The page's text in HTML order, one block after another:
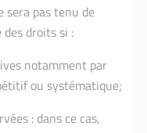
sera pas tenu de
des droits si :
notamment par
ou systématique;
: dans ce cas,